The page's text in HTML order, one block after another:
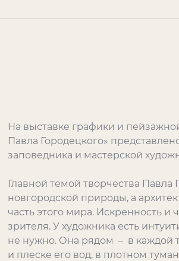
На выставке графики и
Павла Городецкого»
заповедника и мастерской
Главной темой творчества
новгородской природы, а
часть этого мира. Искренность и
зрителя. У художника есть
не нужно. Она рядом – в каждой
и плеске его вод, в плотном